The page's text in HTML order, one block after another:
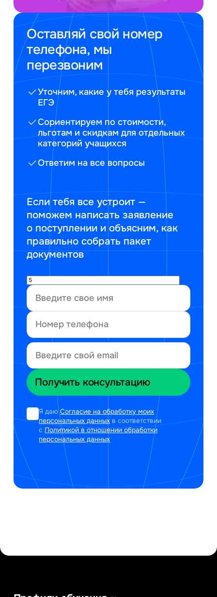
Оставляй свой номер
телефона, мы
перезвоним
Уточним, какие у тебя результаты
ЕГЭ
Сориентируем по стоимости,
льготам и скидкам для отдельных
категорий учащихся
Ответим на все вопросы
Если тебя все устроит —
поможем написать заявление
о поступлении и объясним, как
правильно собрать пакет
документов
Я даюСогласие на обработку моих
персональных данных в соответствии
с Политикой в отношении обработки
персональных данных